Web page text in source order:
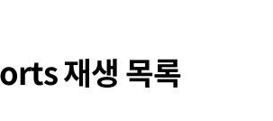
재생 목록